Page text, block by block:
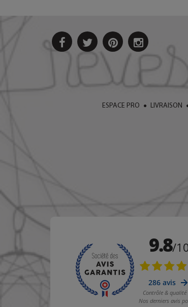
ESPACE PRO LIVRAISON